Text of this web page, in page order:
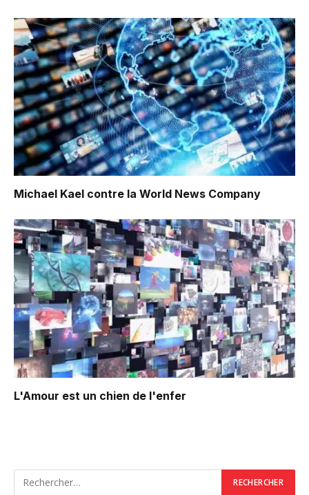
Michael Kael contre la World News Company
L'Amour est un chien de l'enfer